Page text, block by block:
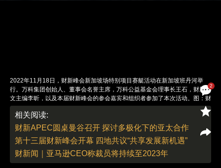
2
2022年11月18日，财新峰会新加坡场特别项目赛艇活动在新加坡班丹河举
行。万科集团创始人、董事会名誉主席，万科公益基金会理事长王石，财新英
文主编李昕，以及本届财新峰会的参会嘉宾和组织者参加了本次活动。图：财
新
责任编辑：董德 | 版面编辑：李泊静
相关阅读:
财新APEC圆桌曼谷召开 探讨多极化下的亚太合作
第十三届财新峰会开幕 四地共议“共享发展新机遇”
财新闻｜亚马逊CEO称裁员将持续至2023年